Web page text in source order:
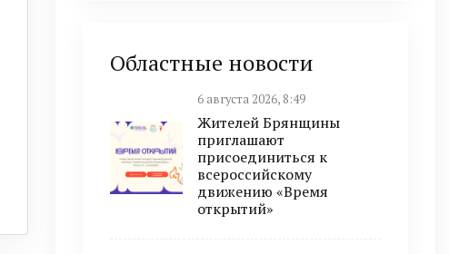
Областные новости
6 августа 2026, 8:49
Жителей Брянщины
приглашают
присоединиться к
всероссийскому
движению «Время
открытий»